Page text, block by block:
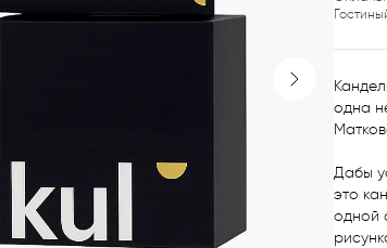
Next slide
одна
Дабы
это
одной